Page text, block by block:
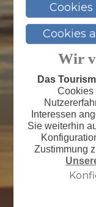
Cookies
Wir
Das
Cookies
Interessen
Sie weiterhin
Zustimmung